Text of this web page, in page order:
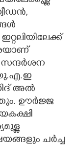
സന്ദർശന
യു.എ.ഇ
അൽ
ഊർജ്ജ
ചർച്ച